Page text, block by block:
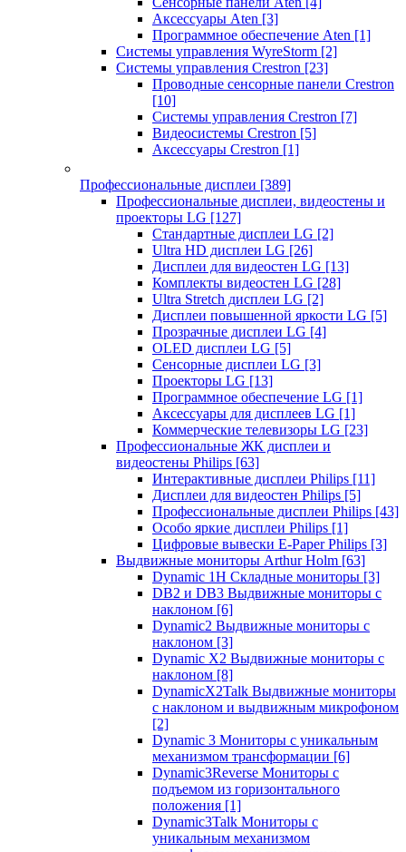
Аксессуары Aten [3]
Программное обеспечение Aten [1]
Системы управления WyreStorm [2]
Системы управления Crestron [23]
Проводные сенсорные панели Crestron
[10]
Системы управления Crestron [7]
Видеосистемы Crestron [5]
Аксессуары Crestron [1]
Профессиональные дисплеи [389]
Профессиональные дисплеи, видеостены и
проекторы LG [127]
Стандартные дисплеи LG [2]
Ultra HD дисплеи LG [26]
Дисплеи для видеостен LG [13]
Комплекты видеостен LG [28]
Ultra Stretch дисплеи LG [2]
Дисплеи повышенной яркости LG [5]
Прозрачные дисплеи LG [4]
OLED дисплеи LG [5]
Сенсорные дисплеи LG [3]
Проекторы LG [13]
Программное обеспечение LG [1]
Аксессуары для дисплеев LG [1]
Коммерческие телевизоры LG [23]
Профессиональные ЖК дисплеи и
видеостены Philips [63]
Интерактивные дисплеи Philips [11]
Дисплеи для видеостен Philips [5]
Профессиональные дисплеи Philips [43]
Особо яркие дисплеи Philips [1]
Цифровые вывески E-Paper Philips [3]
Выдвижные мониторы Arthur Holm [63]
Dynamic 1Н Складные мониторы [3]
DB2 и DB3 Выдвижные мониторы с
наклоном [6]
Dynamic2 Выдвижные мониторы с
наклоном [3]
Dynamic X2 Выдвижные мониторы с
наклоном [8]
DynamicX2Talk Выдвижные мониторы
с наклоном и выдвижным микрофоном
[2]
Dynamic 3 Мониторы с уникальным
механизмом трансформации [6]
Dynamic3Reverse Мониторы с
подъемом из горизонтального
положения [1]
Dynamic3Talk Мониторы с
уникальным механизмом